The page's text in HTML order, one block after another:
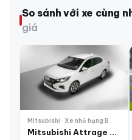
So sánh với xe cùng
giá
Mitsubishi · Xe nhỏ hạng B
Mitsubishi Attrage 2026